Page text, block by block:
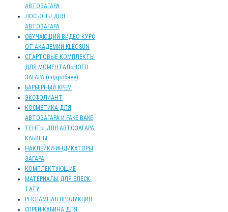
АВТОЗАГАРА
ЛОСЬОНЫ ДЛЯ
АВТОЗАГАРА
ОБУЧАЮЩИЙ ВИДЕО-КУРС
ОТ АКАДЕМИИ KLEOSUN
СТАРТОВЫЕ КОМПЛЕКТЫ
ДЛЯ МОМЕНТАЛЬНОГО
ЗАГАРА (подробнее)
БАРЬЕРНЫЙ КРЕМ
ЭКСФОЛИАНТ
КОСМЕТИКА ДЛЯ
АВТОЗАГАРА И FAKE BAKE
ТЕНТЫ ДЛЯ АВТОЗАГАРА,
КАБИНЫ
НАКЛЕЙКИ-ИНДИКАТОРЫ
ЗАГАРА
КОМПЛЕКТУЮЩИЕ
МАТЕРИАЛЫ ДЛЯ БЛЕСК-
ТАТУ
РЕКЛАМНАЯ ПРОДУКЦИЯ
СПРЕЙ-КАБИНА ДЛЯ